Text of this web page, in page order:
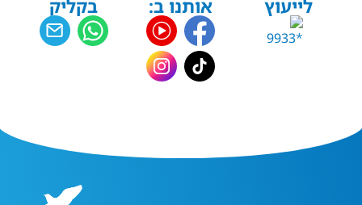
לייעוץ אותנו ב: בקליק